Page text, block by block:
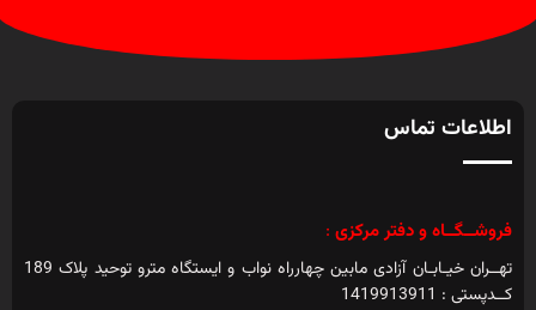
اطلاعات تماس
فروشــگــاه و دفتر مرکزی :
تهــران خیـابـان آزادی مابین چهارراه نواب و ایستگاه مترو توحید پلاک 189
کــدپستی : 1419913911